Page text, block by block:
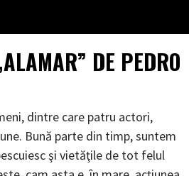
DE PEDRO
dintre care patru actori,
Bună parte din timp, suntem
şi vietăţile de tot felul